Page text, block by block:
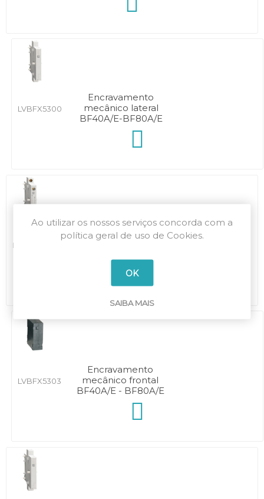
LVBFX5300
Encravamento
mecânico lateral
BF40A/E-BF80A/E
LVBFX5301
Encravamento
mecânico lateral +2NF
LVBFX5303
Encravamento
mecânico frontal
BF40A/E - BF80A/E
Ao utilizar os nossos serviços concorda com a
política geral de uso de Cookies.
OK
SAIBA MAIS